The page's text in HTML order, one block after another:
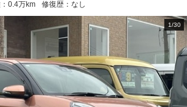
0.4万km 修復歴： なし
1/30